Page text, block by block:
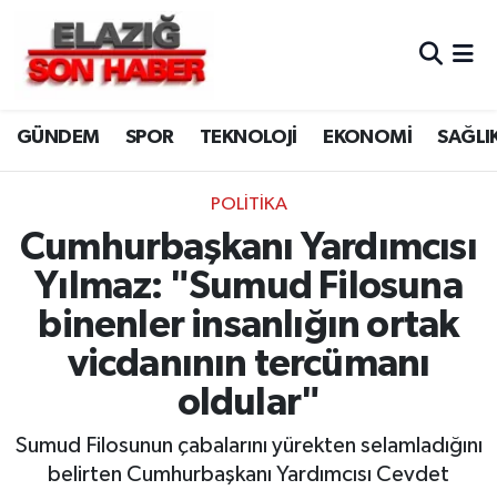
GÜNDEM SPOR TEKNOLOJİ EKONOMİ
POLITIKA
Cumhurbaşkanı Yardımcısı
Yılmaz: "Sumud Filosuna
binenler insanlığın ortak
vicdanının tercümanı
oldular"
Sumud Filosunun çabalarını yürekten selamladığını
belirten Cumhurbaşkanı Yardımcısı Cevdet
CANLI YAYIN
ASAYİŞ
BİLİM VE TEKNOLOJİ
DÜNYA
EĞİTİM
EKONOMİ
GENEL
Merkez Hava Durumu
Merkez Trafik Yoğunluk Haritası
Süper Lig Puan Durumu ve Fikstür
Tüm Manşetler
Son Dakika Haberleri
Haber Arşivi